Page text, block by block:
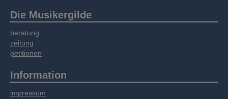
Die Musikergilde
beratung
zeitung
petitionen
Information
impressum